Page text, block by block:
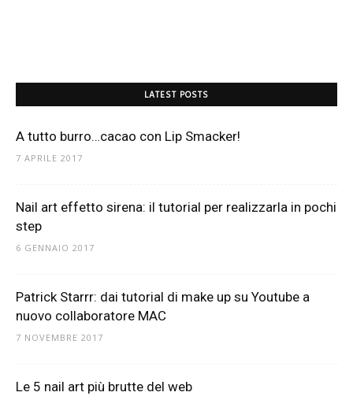
LATEST POSTS
A tutto burro…cacao con Lip Smacker!
7 APRILE 2017
Nail art effetto sirena: il tutorial per realizzarla in pochi
step
6 GENNAIO 2017
Patrick Starrr: dai tutorial di make up su Youtube a
nuovo collaboratore MAC
7 NOVEMBRE 2017
Le 5 nail art più brutte del web